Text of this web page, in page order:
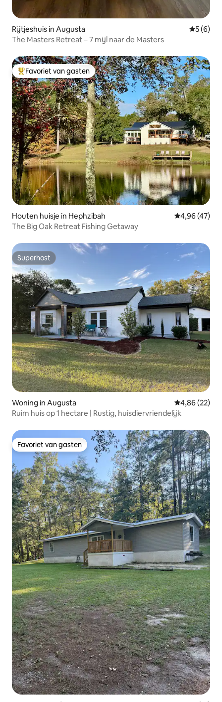
Rijtjeshuis in Augusta
5 (6)
The Masters Retreat – 7 mijl naar de Masters
Topfavoriet van gasten
Favoriet van gasten
Houten huisje in Hephzibah Gemiddelde
4,96 (47)
The Big Oak Retreat Fishing Getaway
Superhost
Superhost
Woning in Augusta Gemiddelde
4,86 (22)
Ruim huis op 1 hectare | Rustig, huisdiervriendelijk
Favoriet van gasten
Favoriet van gasten